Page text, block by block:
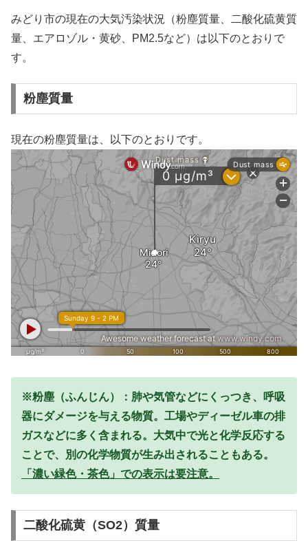
みどり市の現在の大気汚染状況（粉塵質量、二酸化硫黄質
量、エアロゾル・黄砂、PM2.5など）は以下のとおりで
す。
粉塵質量
現在の粉塵質量は、以下のとおりです。
※粉塵（ふんじん）：肺や気管などにくっつき、呼吸
器にダメージを与える物質。工場やディーゼル車の排
ガスなどに多く含まれる。大気中で光と化学反応する
ことで、別の化学物質が生み出されることもある。
「濃い緑色・茶色」での表示は要注意。
二酸化硫黄（SO2）質量